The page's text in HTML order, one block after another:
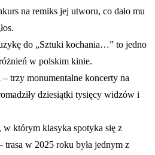
na remiks jej utworu, co dało mu
do „Sztuki kochania…” to jedno
w polskim kinie.
– trzy monumentalne koncerty na
dziesiątki tysięcy widzów i
w którym klasyka spotyka się z
trasa w 2025 roku była jednym z